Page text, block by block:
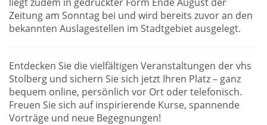
Zeitung am Sonntag bei und wird bereits zuvor an den
bekannten Auslagestellen im Stadtgebiet ausgelegt.
Entdecken Sie die vielfältigen Veranstaltungen der vhs
Stolberg und sichern Sie sich jetzt Ihren Platz – ganz
bequem online, persönlich vor Ort oder telefonisch.
Freuen Sie sich auf inspirierende Kurse, spannende
Vorträge und neue Begegnungen!